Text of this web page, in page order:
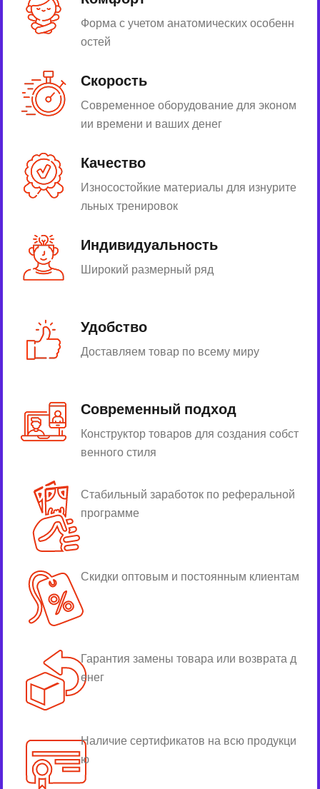
Форма с учетом анатомических особенн
остей
Скорость
Современное оборудование для эконом
ии времени и ваших денег
Качество
Износостойкие материалы для изнурите
льных тренировок
Индивидуальность
Широкий размерный ряд
Удобство
Доставляем товар по всему миру
Современный подход
Конструктор товаров для создания собст
венного стиля
Стабильный заработок по реферальной
программе
Скидки оптовым и постоянным клиентам
Гарантия замены товара или возврата д
енег
Наличие сертификатов на всю продукци
ю